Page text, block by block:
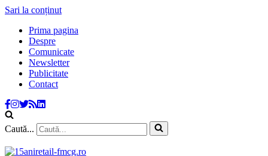
Sari la conținut
Prima pagina
Despre
Comunicate
Newsletter
Publicitate
Contact
Caută...